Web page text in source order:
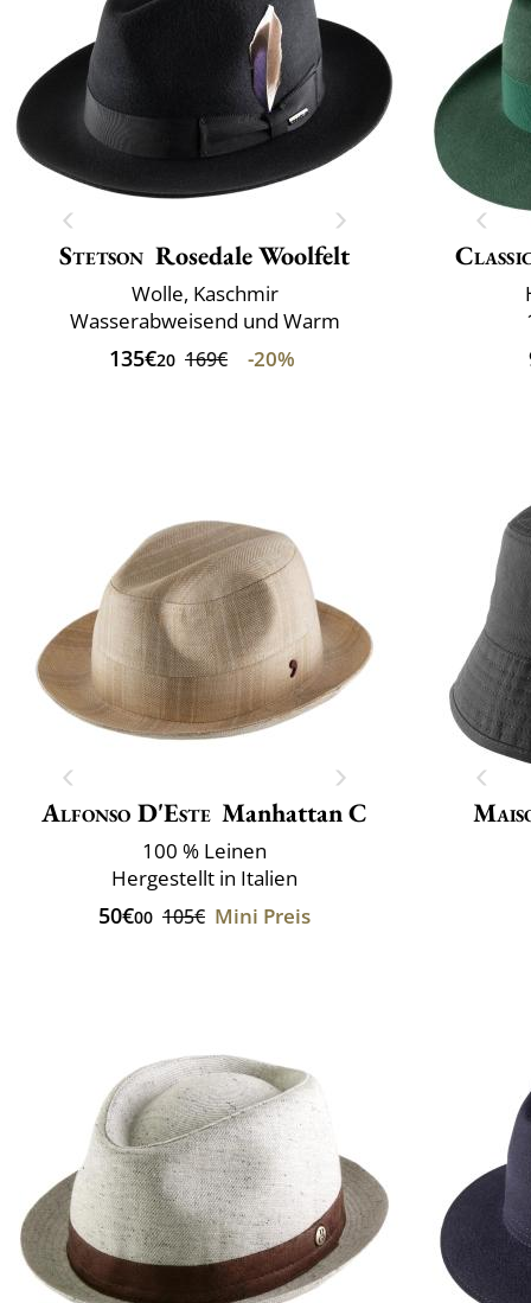
Stetson Rosedale Woolfelt
Wolle, Kaschmir
Wasserabweisend und Warm
135€20 169€ -20%
Alfonso D'Este Manhattan C
100 % Leinen
Hergestellt in Italien
50€00 105€ Mini Preis